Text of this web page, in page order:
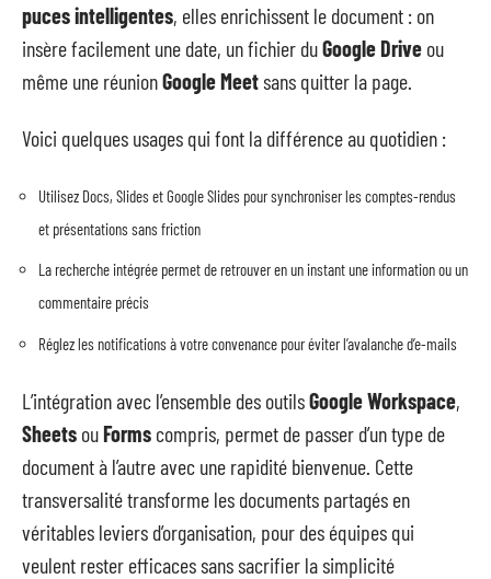
puces intelligentes, elles enrichissent le document : on
insère facilement une date, un fichier duGoogle Drive ou
même une réunionGoogle Meetsans quitter la page.
Voici quelques usages qui font la différence au quotidien :
Utilisez Docs, Slides et Google Slides pour synchroniser les comptes-rendus
et présentations sans friction
La recherche intégrée permet de retrouver en un instant une information ou un
commentaire précis
Réglez les notifications à votre convenance pour éviter l’avalanche d’e-mails
L’intégration avec l’ensemble des outilsGoogle Workspace,
Sheets ouForms compris, permet de passer d’un type de
document à l’autre avec une rapidité bienvenue. Cette
transversalité transforme les documents partagés en
véritables leviers d’organisation, pour des équipes qui
veulent rester efficaces sans sacrifier la simplicité